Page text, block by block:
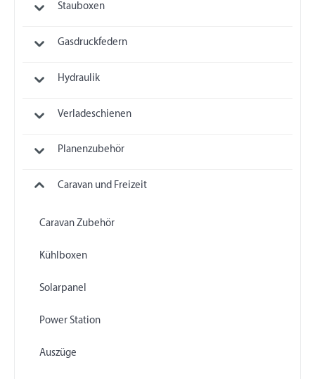
Stauboxen
Gasdruckfedern
Hydraulik
Verladeschienen
Planenzubehör
Caravan und Freizeit
Caravan Zubehör
Kühlboxen
Solarpanel
Power Station
Auszüge